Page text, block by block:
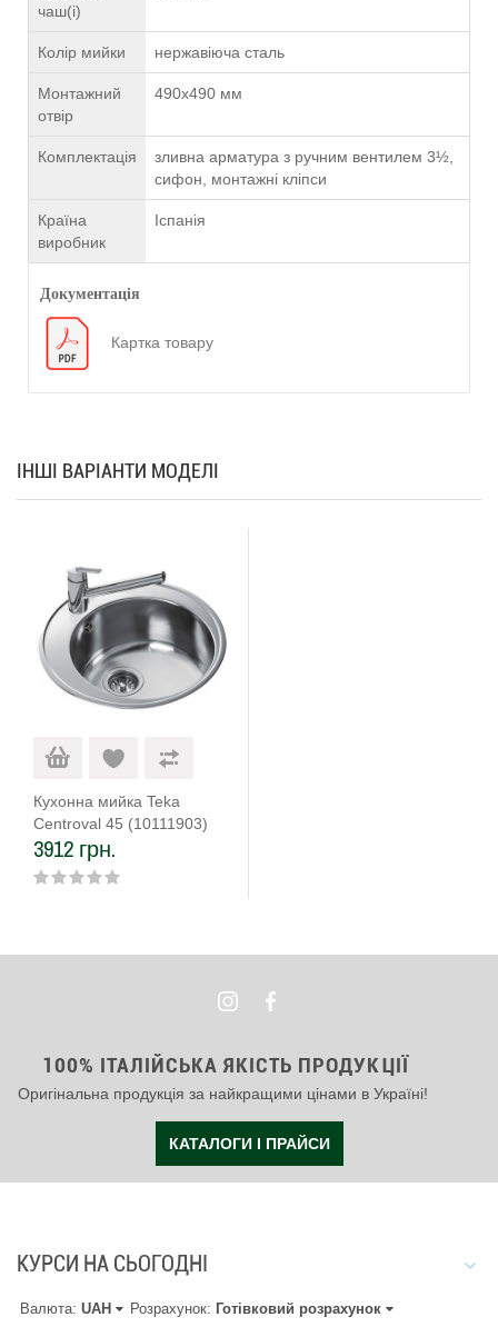
чаш(і)
Колір мийки нержавіюча сталь
Монтажний
отвір
490x490 мм
Комплектація
зливна арматура з ручним вентилем 3½,
сифон, монтажні кліпси
Країна
виробник
Іспанія
Документація
Картка товару
ІНШІ ВАРІАНТИ МОДЕЛІ
Кухонна мийка Teka
Centroval 45 (10111903)
полірована
3912 грн.
100% ІТАЛІЙСЬКА ЯКІСТЬ ПРОДУКЦІЇ
Оригінальна продукція за найкращими цінами в Україні!
КАТАЛОГИ І ПРАЙСИ
КУРСИ НА СЬОГОДНІ
Валюта: UAH Розрахунок: Готівковий розрахунок